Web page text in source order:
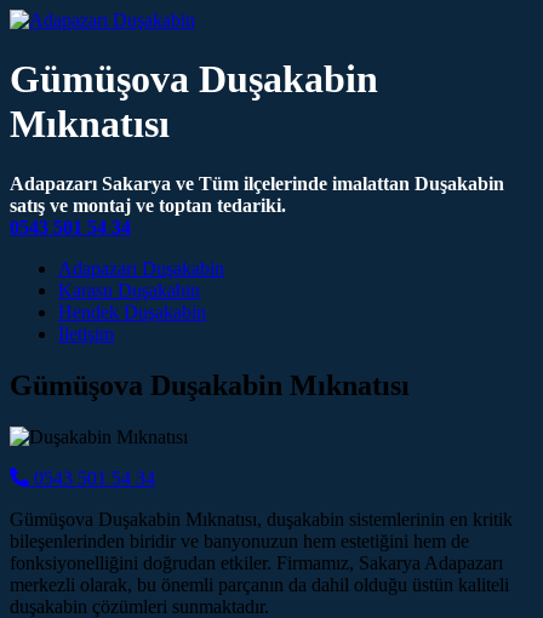
Gümüşova Duşakabin
Mıknatısı
Adapazarı Sakarya ve Tüm ilçelerinde imalattan Duşakabin
satış ve montaj ve toptan tedariki.
0543 501 54 34
Main Navigation
Adapazarı Duşakabin
Karasu Duşakabin
Hendek Duşakabin
İletişim
Gümüşova Duşakabin Mıknatısı
0543 501 54 34
Gümüşova Duşakabin Mıknatısı, duşakabin sistemlerinin en kritik
bileşenlerinden biridir ve banyonuzun hem estetiğini hem de
fonksiyonelliğini doğrudan etkiler. Firmamız, Sakarya Adapazarı
merkezli olarak, bu önemli parçanın da dahil olduğu üstün kaliteli
duşakabin çözümleri sunmaktadır.